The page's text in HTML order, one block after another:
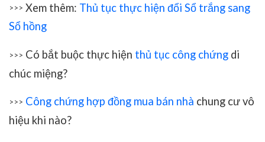
>>> Xem thêm: Thủ tục thực hiện đổi Sổ trắng sang
Sổ hồng
>>> Có bắt buộc thực hiện thủ tục công chứng di
chúc miệng?
>>> Công chứng hợp đồng mua bán nhà chung cư vô
hiệu khi nào?